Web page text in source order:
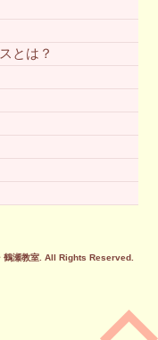
とは？
鶴瀬教室. All Rights Reserved.